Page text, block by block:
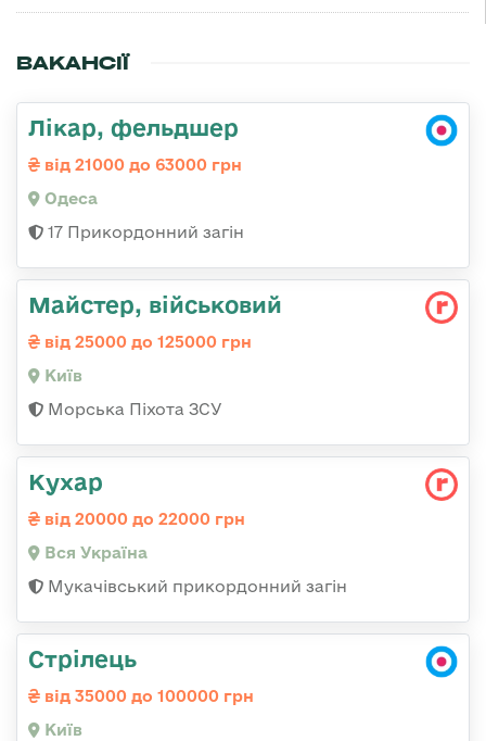
ВАКАНСІЇ
Лікар, фельдшер
від 21000 до 63000 грн
Одеса
17 Прикордонний загін
Майстеp, військовий
від 25000 до 125000 грн
Київ
Морська Піхота ЗСУ
Кухар
від 20000 до 22000 грн
Вся Україна
Мукачівський прикордонний загін
Стрілець
від 35000 до 100000 грн
Київ